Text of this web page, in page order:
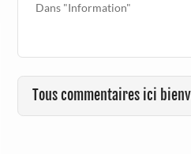
Dans "Information"
Tous commentaires ici